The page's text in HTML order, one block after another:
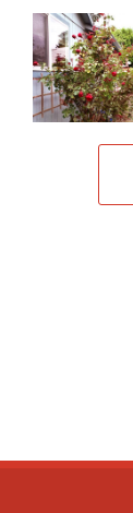
Don Juan